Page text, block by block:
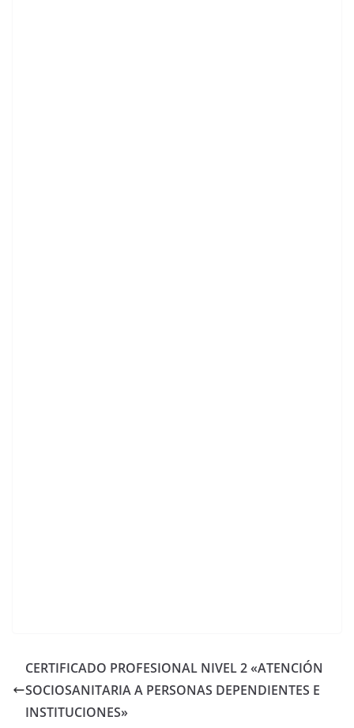
CERTIFICADO PROFESIONAL NIVEL 2 «ATENCIÓN
SOCIOSANITARIA A PERSONAS DEPENDIENTES E
INSTITUCIONES»